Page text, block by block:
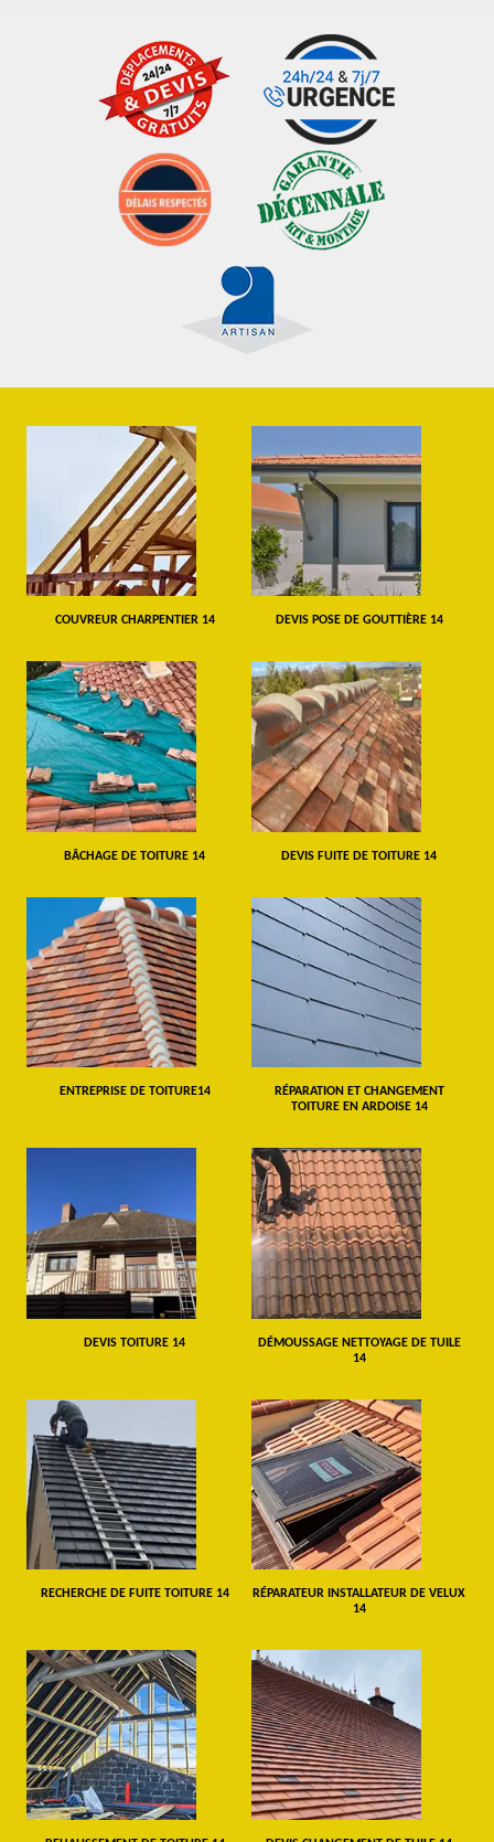
COUVREUR CHARPENTIER 14 DEVIS POSE DE GOUTTIÈRE 14
BÂCHAGE DE TOITURE 14 DEVIS FUITE DE TOITURE 14
ENTREPRISE DE TOITURE14
RÉPARATION ET CHANGEMENT
TOITURE EN ARDOISE 14
DEVIS TOITURE 14
DÉMOUSSAGE NETTOYAGE DE TUILE
14
RECHERCHE DE FUITE TOITURE 14
RÉPARATEUR INSTALLATEUR DE VELUX
14